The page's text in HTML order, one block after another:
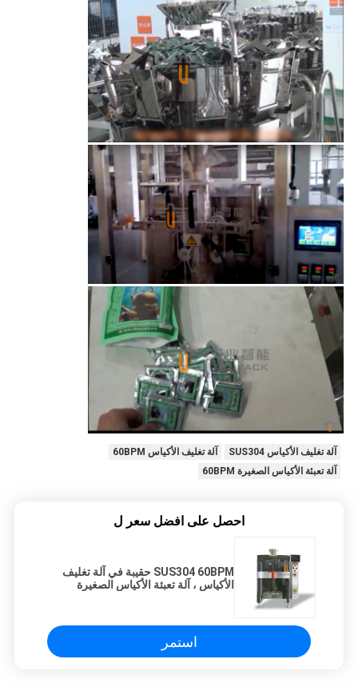
آلة تغليف الأكياس SUS304
آلة تغليف الأكياس 60BPM
آلة تعبئة الأكياس الصغيرة 60BPM
احصل على افضل سعر ل
SUS304 60BPM حقيبة في آلة تغليف
الأكياس ، آلة تعبئة الأكياس الصغيرة
استمر